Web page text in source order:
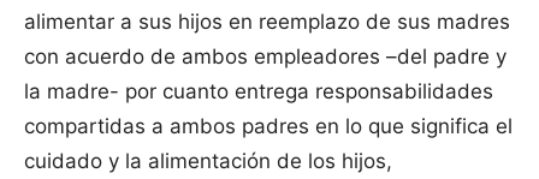
alimentar a sus hijos en reemplazo de sus madres
con acuerdo de ambos empleadores –del padre y
la madre- por cuanto entrega responsabilidades
compartidas a ambos padres en lo que significa el
cuidado y la alimentación de los hijos,